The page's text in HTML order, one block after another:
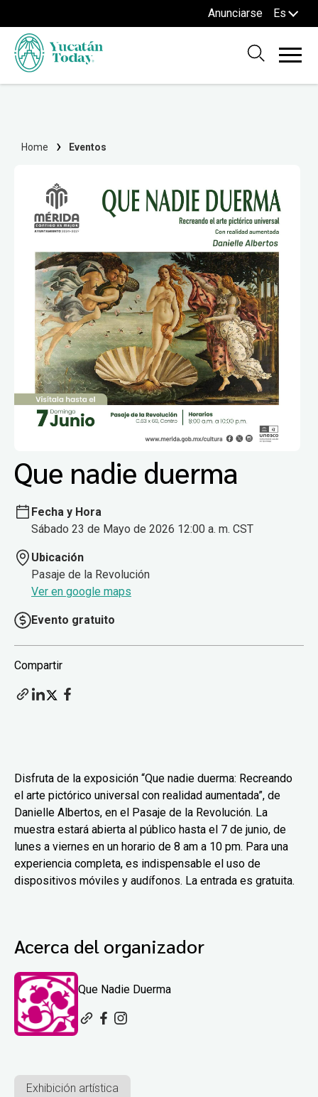
Anunciarse Es
Home Eventos
Que nadie duerma
Fecha y Hora
Sábado 23 de Mayo de 2026 12:00 a. m. CST
Ubicación
Pasaje de la Revolución
Ver en google maps
Evento gratuito
Compartir
Disfruta de la exposición “Que nadie duerma: Recreando
el arte pictórico universal con realidad aumentada”, de
Danielle Albertos, en el Pasaje de la Revolución. La
muestra estará abierta al público hasta el 7 de junio, de
lunes a viernes en un horario de 8 am a 10 pm. Para una
experiencia completa, es indispensable el uso de
dispositivos móviles y audífonos. La entrada es gratuita.
Acerca del organizador
Que Nadie Duerma
Exhibición artística